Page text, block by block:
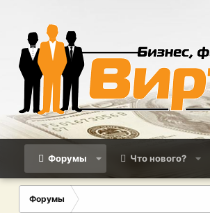
Форумы Что нового?
Форумы